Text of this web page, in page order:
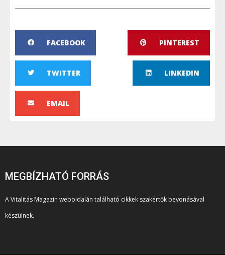
FACEBOOK PINTEREST
TWITTER LINKEDIN
EMAIL
MEGBÍZHATÓ FORRÁS
A Vitalitás Magazin weboldalán található cikkek szakértők bevonásával
készülnek.